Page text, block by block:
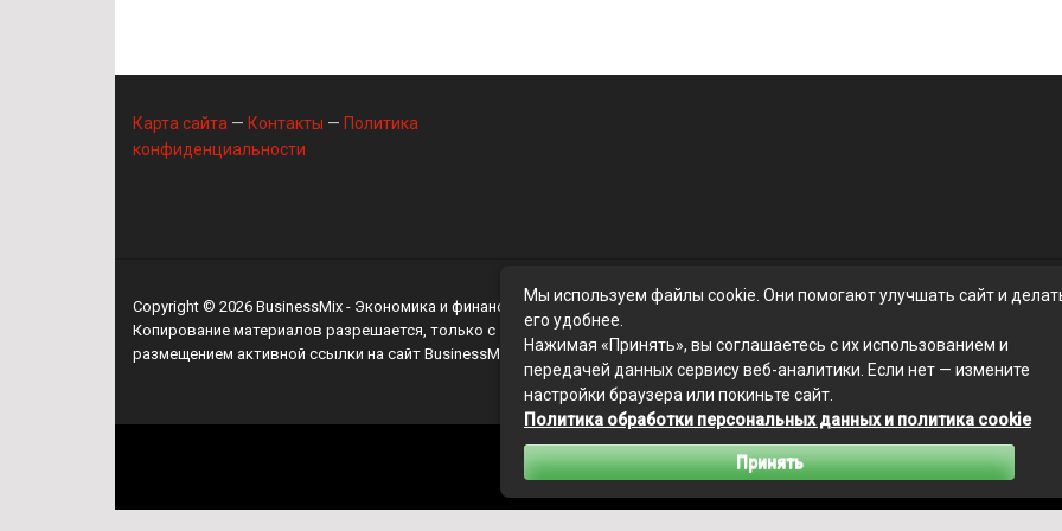
Карта сайта — Контакты — Политика
конфиденциальности
Copyright © 2026 BusinessMix - Экономика и финансы
Копирование материалов разрешается, только с
размещением активной ссылки на сайт BusinessMix
Связаться с редакцией сайта: businessmix.ru@mailwebsite.ru
Политика обработки персональных данных
Мы используем файлы cookie. Они помогают улучшать сайт и
его удобнее.
Нажимая «Принять», вы соглашаетесь с их использованием и
передачей данных сервису веб-аналитики. Если нет — измените
настройки браузера или покиньте сайт.
Политика обработки персональных данных и политика cookie
Принять